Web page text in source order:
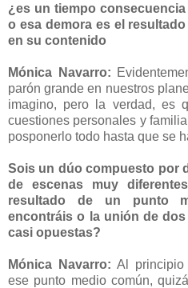
¿es un tiempo
o esa demora es el
en su contenido
Mónica Navarro:
parón grande en nuestros
imagino, pero la verdad, es
cuestiones personales y
posponerlo todo hasta que se
Sois un dúo compuesto por
de escenas muy
resultado de un punto
encontráis o la unión de
casi opuestas?
Mónica Navarro:Al principio
ese punto medio común,